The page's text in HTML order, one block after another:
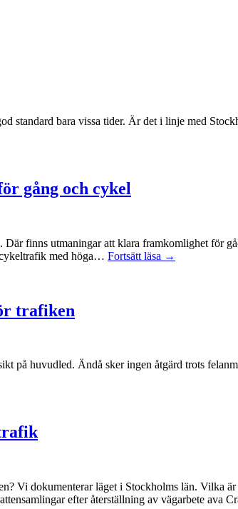
standard bara vissa tider. Är det i linje med
gång och cykel
finns utmaningar att klara framkomlighet för
med höga… Fortsätt läsa →
trafiken
på huvudled. Ändå sker ingen åtgärd trots
Vi dokumenterar läget i Stockholms län. Vilka
efter återställning av vägarbete ava